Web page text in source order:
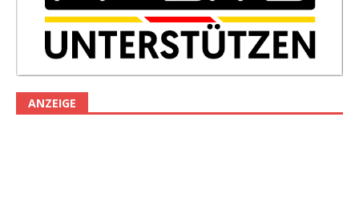
ANZEIGE